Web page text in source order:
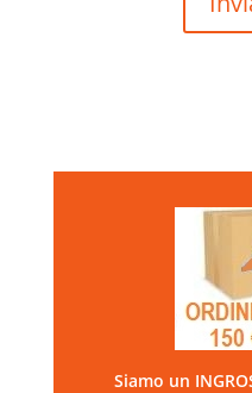
Siamo un